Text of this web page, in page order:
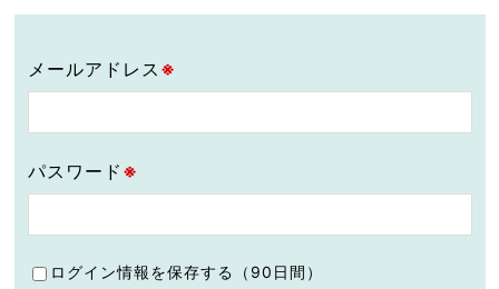
メールアドレス ※
パスワード ※
ログイン情報を保存する（90日間）